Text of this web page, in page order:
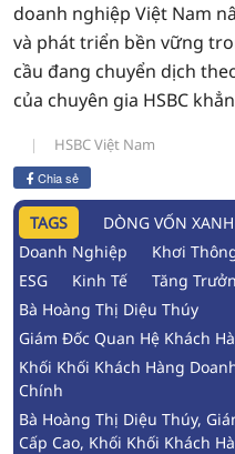
doanh nghiệp Việt Nam
và phát triển bền vững
cầu đang chuyển dịch
của chuyên gia HSBC
HSBC Việt Nam
Chia sẻ
TAGS DÒNG VỐN XANH
Doanh Nghiệp
Khơi
ESG
Kinh Tế
Tăng
Bà Hoàng Thị Diệu Thúy
Giám Đốc Quan Hệ Khách
Khối Khối Khách Hàng
Chính
Bà Hoàng Thị Diệu Thúy,
Cấp Cao, Khối Khối Khách